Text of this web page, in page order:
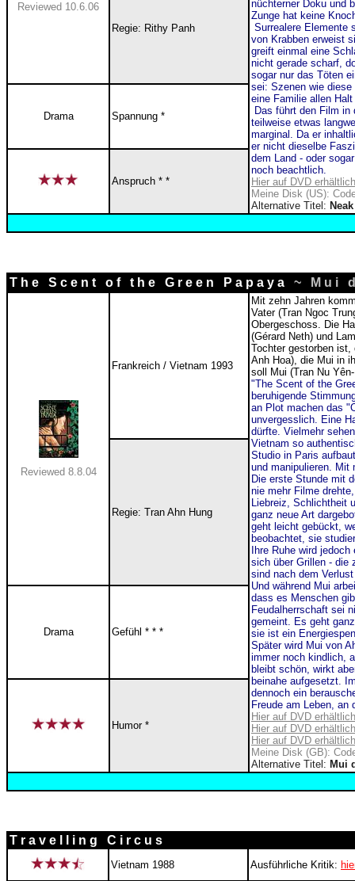
Reviewed 10.6.06
nüchterner Doku und
Zunge hat keine
Surrealere Elemente
von Krabben erweist
greift einmal eine
nicht gerade scharf,
sogar nur das Töten
sei: Szenen wie
eine Familie allen
Das führt den Film
teilweise etwas
marginal. Da er
er nicht dieselbe
dem Land - oder
noch beachtlich.
Hier auf DVD erhältlich
Meine Disk (US):
Alternative Titel:
Regie: Rithy Panh
Drama Spannung *
Anspruch * *
T h e S c e n t o f t h e G r e e n P a p a y a ~ M u i
Reviewed 8.8.04
Frankreich / Vietnam 1993
Mit zehn Jahren
Vater (Tran Ngoc
Obergeschoss. Die
(Gérard Neth) und
Tochter gestorben
Anh Hoa), die Mui in
soll Mui (Tran Nu
"The Scent of the
beruhigende
an Plot machen das
unvergesslich. Eine
dürfte. Vielmehr
Vietnam so
Studio in Paris
und manipulieren. Mit
Die erste Stunde mit
nie mehr Filme
Liebreiz, Schlichtheit
ganz neue Art
geht leicht gebückt,
beobachtet, sie
Ihre Ruhe wird
sich über Grillen - die
sind nach dem
Und während Mui
dass es Menschen
Feudalherrschaft sei
gemeint. Es geht
sie ist ein
Später wird Mui von
immer noch kindlich,
bleibt schön, wirkt
beinahe aufgesetzt.
dennoch ein
Freude am Leben, an
Hier auf DVD erhältlich
Hier auf DVD erhältlich
Hier auf DVD erhältlich
Meine Disk (GB):
Alternative Titel: Mui
Regie: Tran Ahn Hung
Drama Gefühl * * *
Humor *
T r a v e l l i n g C i r c u s
Vietnam 1988 Ausführliche Kritik: